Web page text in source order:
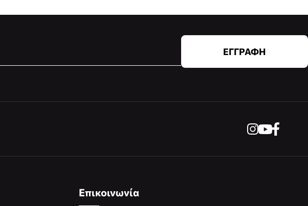
ΕΓΓΡΑΦΗ
Επικοινωνία